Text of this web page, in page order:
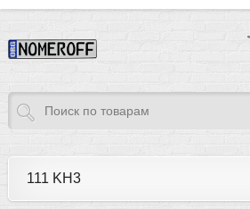
111 KH3